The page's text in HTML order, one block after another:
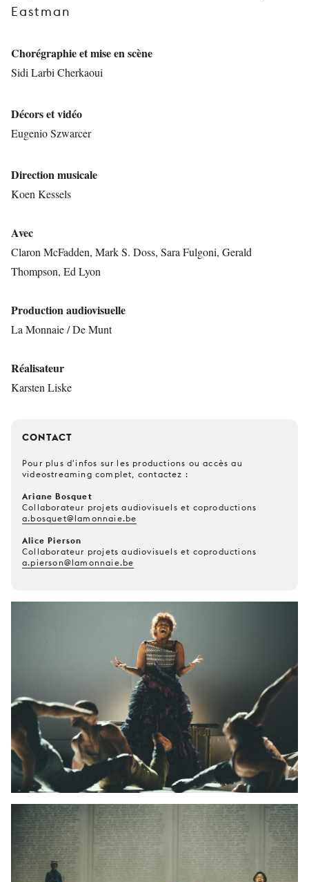
Eastman
Chorégraphie et mise en scène
Sidi Larbi Cherkaoui
Décors et vidéo
Eugenio Szwarcer
Direction musicale
Koen Kessels
Avec
Claron McFadden, Mark S. Doss, Sara Fulgoni, Gerald
Thompson, Ed Lyon
Production audiovisuelle
La Monnaie / De Munt
Réalisateur
Karsten Liske
CONTACT
Pour plus d'infos sur les productions ou accès au
videostreaming complet, contactez :
Ariane Bosquet
Collaborateur projets audiovisuels et coproductions
a.bosquet@lamonnaie.be
Alice Pierson
Collaborateur projets audiovisuels et coproductions
a.pierson@lamonnaie.be